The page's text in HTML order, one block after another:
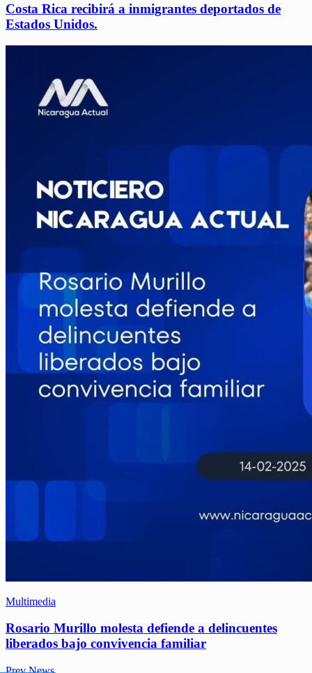
Costa Rica recibirá a inmigrantes deportados de
Estados Unidos.
Multimedia
Rosario Murillo molesta defiende a delincuentes
liberados bajo convivencia familiar
Prev News